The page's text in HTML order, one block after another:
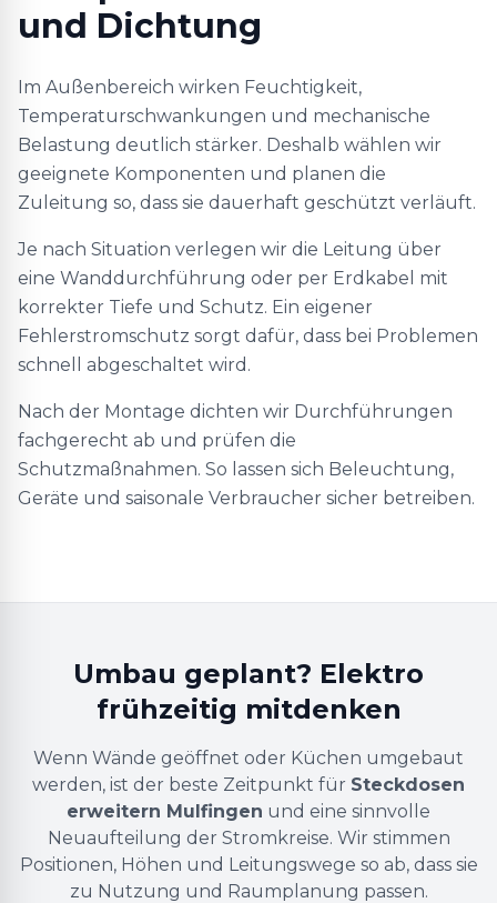
und Dichtung
Im Außenbereich wirken Feuchtigkeit,
Temperaturschwankungen und mechanische
Belastung deutlich stärker. Deshalb wählen wir
geeignete Komponenten und planen die
Zuleitung so, dass sie dauerhaft geschützt verläuft.
Je nach Situation verlegen wir die Leitung über
eine Wanddurchführung oder per Erdkabel mit
korrekter Tiefe und Schutz. Ein eigener
Fehlerstromschutz sorgt dafür, dass bei Problemen
schnell abgeschaltet wird.
Nach der Montage dichten wir Durchführungen
fachgerecht ab und prüfen die
Schutzmaßnahmen. So lassen sich Beleuchtung,
Geräte und saisonale Verbraucher sicher betreiben.
Umbau geplant? Elektro
frühzeitig mitdenken
Wenn Wände geöffnet oder Küchen umgebaut
werden, ist der beste Zeitpunkt für Steckdosen
erweitern Mulfingen und eine sinnvolle
Neuaufteilung der Stromkreise. Wir stimmen
Positionen, Höhen und Leitungswege so ab, dass sie
zu Nutzung und Raumplanung passen.